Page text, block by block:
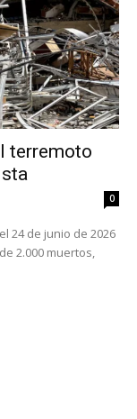
terremoto
0
24 de junio de 2026
2.000 muertos,